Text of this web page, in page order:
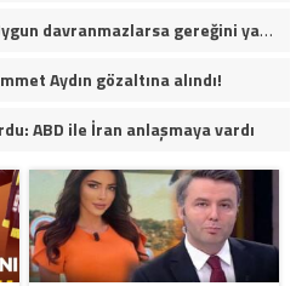
Trump’tan İran açıklaması: “Uygun davranmazlarsa gereğini yaparım”
Aydın gözaltına alındı!
ABD ile İran anlaşmaya vardı